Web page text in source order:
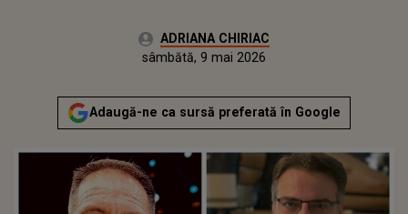
Autor:ADRIANA CHIRIAC
Actualizat:
sâmbătă, 9 mai 2026
Adaugă-ne ca sursă preferată în Google